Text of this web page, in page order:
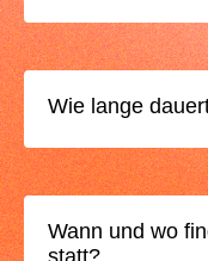
Wie lange
Wann und wo